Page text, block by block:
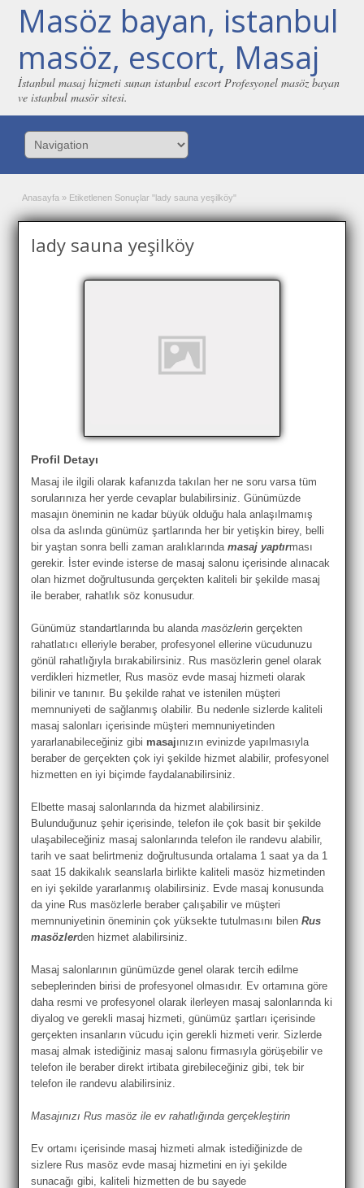
Masöz bayan, istanbul
masöz, escort, Masaj
İstanbul masaj hizmeti sunan istanbul escort Profesyonel masöz bayan
ve istanbul masör sitesi.
Anasayfa » Etiketlenen Sonuçlar "lady sauna yeşilköy"
lady sauna yeşilköy
Profil Detayı
Masaj ile ilgili olarak kafanızda takılan her ne soru varsa tüm
sorularınıza her yerde cevaplar bulabilirsiniz. Günümüzde
masajın öneminin ne kadar büyük olduğu hala anlaşılmamış
olsa da aslında günümüz şartlarında her bir yetişkin birey, belli
bir yaştan sonra belli zaman aralıklarındamasaj yaptırması
gerekir. İster evinde isterse de masaj salonu içerisinde alınacak
olan hizmet doğrultusunda gerçekten kaliteli bir şekilde masaj
ile beraber, rahatlık söz konusudur.
Günümüz standartlarında bu alandamasözlerin gerçekten
rahatlatıcı elleriyle beraber, profesyonel ellerine vücudunuzu
gönül rahatlığıyla bırakabilirsiniz. Rus masözlerin genel olarak
verdikleri hizmetler, Rus masöz evde masaj hizmeti olarak
bilinir ve tanınır. Bu şekilde rahat ve istenilen müşteri
memnuniyeti de sağlanmış olabilir. Bu nedenle sizlerde kaliteli
masaj salonları içerisinde müşteri memnuniyetinden
yararlanabileceğiniz gibi masajınızın evinizde yapılmasıyla
beraber de gerçekten çok iyi şekilde hizmet alabilir, profesyonel
hizmetten en iyi biçimde faydalanabilirsiniz.
Elbette masaj salonlarında da hizmet alabilirsiniz.
Bulunduğunuz şehir içerisinde, telefon ile çok basit bir şekilde
ulaşabileceğiniz masaj salonlarında telefon ile randevu alabilir,
tarih ve saat belirtmeniz doğrultusunda ortalama 1 saat ya da 1
saat 15 dakikalık seanslarla birlikte kaliteli masöz hizmetinden
en iyi şekilde yararlanmış olabilirsiniz. Evde masaj konusunda
da yine Rus masözlerle beraber çalışabilir ve müşteri
memnuniyetinin öneminin çok yüksekte tutulmasını bilenRus
masözlerden hizmet alabilirsiniz.
Masaj salonlarının günümüzde genel olarak tercih edilme
sebeplerinden birisi de profesyonel olmasıdır. Ev ortamına göre
daha resmi ve profesyonel olarak ilerleyen masaj salonlarında ki
diyalog ve gerekli masaj hizmeti, günümüz şartları içerisinde
gerçekten insanların vücudu için gerekli hizmeti verir. Sizlerde
masaj almak istediğiniz masaj salonu firmasıyla görüşebilir ve
telefon ile beraber direkt irtibata girebileceğiniz gibi, tek bir
telefon ile randevu alabilirsiniz.
Masajınızı Rus masöz ile ev rahatlığında gerçekleştirin
Ev ortamı içerisinde masaj hizmeti almak istediğinizde de
sizlere Rus masöz evde masaj hizmetini en iyi şekilde
sunacağı gibi, kaliteli hizmetten de bu sayede